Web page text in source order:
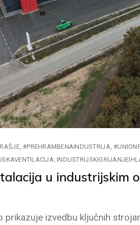
#PREHRAMBENAINDUSTRIJA
u industrijskim
prikazuje izvedbu ključnih